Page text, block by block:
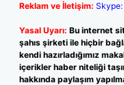
Reklam ve İletişim:
Yasal Uyarı: Bu internet
şahıs şirketi ile hiçbir
kendi hazırladığımız
içerikler haber niteliği
hakkında paylaşım